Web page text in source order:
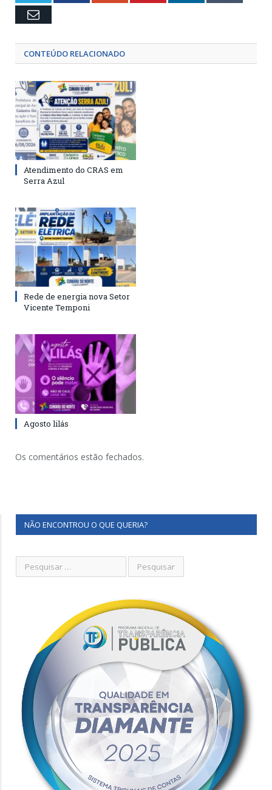
Email
CONTEÚDO RELACIONADO
Atendimento do CRAS em
Serra Azul
Rede de energia nova Setor
Vicente Temponi
Agosto lilás
Os comentários estão fechados.
NÃO ENCONTROU O QUE QUERIA?